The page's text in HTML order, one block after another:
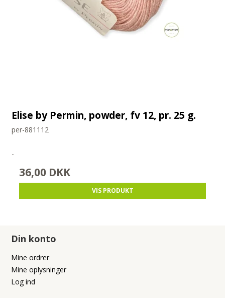
Elise by Permin, powder, fv 12, pr. 25 g.
per-881112
-
36,00 DKK
VIS PRODUKT
Din konto
Mine ordrer
Mine oplysninger
Log ind